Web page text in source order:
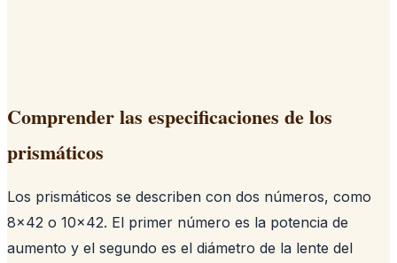
Comprender las especificaciones de los
prismáticos
Los prismáticos se describen con dos números, como
8x42 o 10x42. El primer número es la potencia de
aumento y el segundo es el diámetro de la lente del